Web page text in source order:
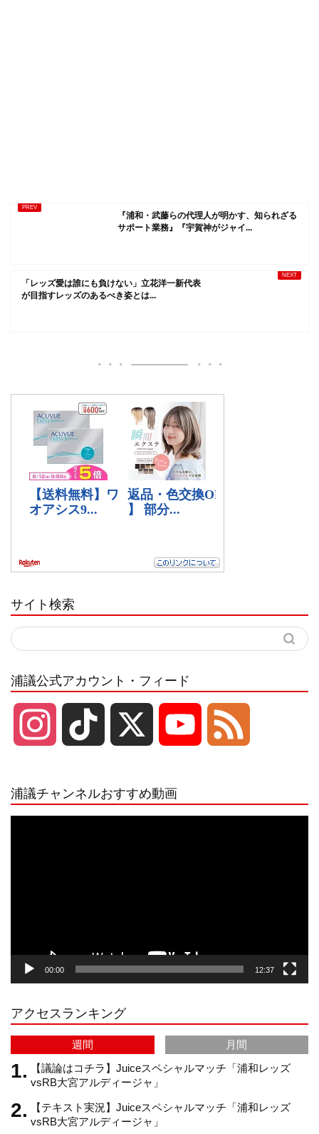
『浦和・武藤らの代理人が明かす、知られざる
サポート業務』『宇賀神がジャイ...
「レッズ愛は誰にも負けない」立花洋一新代表
が目指すレッズのあるべき姿とは...
サイト検索
浦議公式アカウント・フィード
r
a
m
e
C
h
a
浦議チャンネルおすすめ動画
00:00 12:37
アクセスランキング
週間
月間
【議論はコチラ】Juiceスペシャルマッチ「浦和レッズ
vsRB大宮アルディージャ」
【テキスト実況】Juiceスペシャルマッチ「浦和レッズ
vsRB大宮アルディージャ」